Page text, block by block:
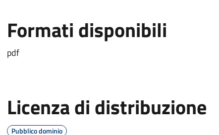
Formati disponibili
pdf
Licenza di distribuzione
Pubblico dominio